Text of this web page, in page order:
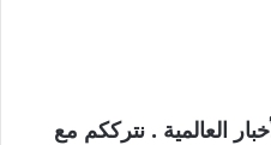
الأخبار العالمية . نترككم مع